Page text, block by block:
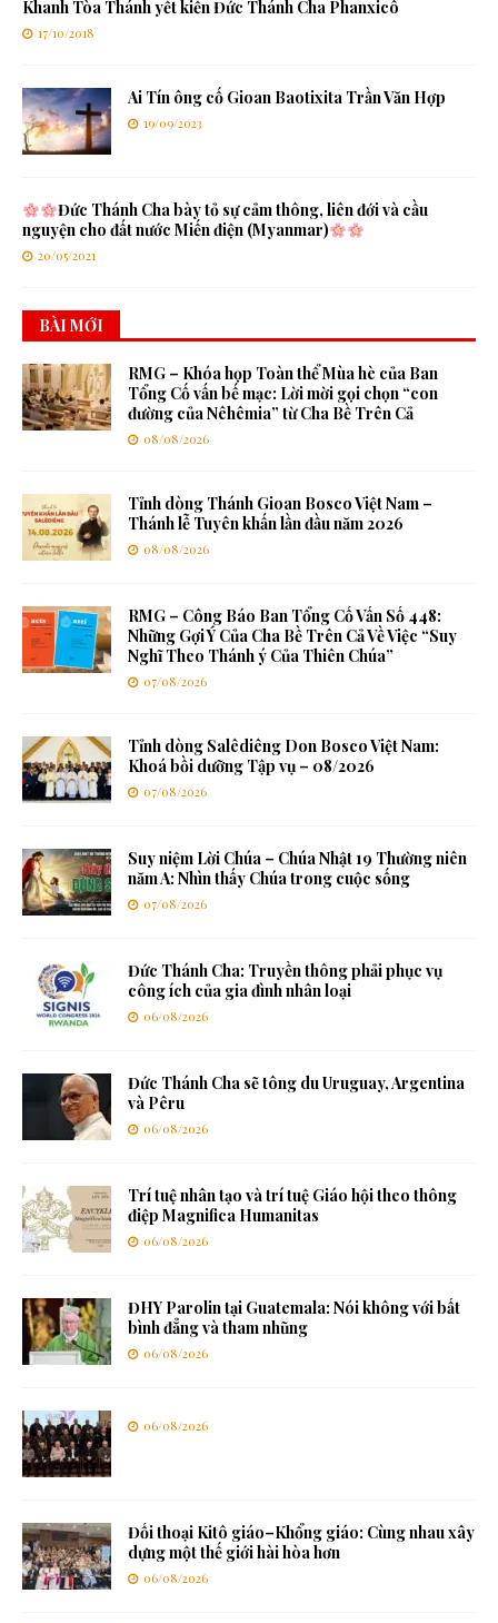
Khanh Tòa Thánh yết kiến Đức Thánh Cha Phanxicô
17/10/2018
Ai Tín ông cố Gioan Baotixita Trần Văn Hợp
19/09/2023
Đức Thánh Cha bày tỏ sự cảm thông, liên đới và cầu
nguyện cho đất nước Miến điện (Myanmar)
20/05/2021
BÀI MỚI
RMG – Khóa họp Toàn thể Mùa hè của Ban
Tổng Cố vấn bế mạc: Lời mời gọi chọn “con
đường của Nêhêmia” từ Cha Bề Trên Cả
08/08/2026
Tỉnh dòng Thánh Gioan Bosco Việt Nam –
Thánh lễ Tuyên khấn lần đầu năm 2026
08/08/2026
RMG – Công Báo Ban Tổng Cố Vấn Số 448:
Những Gợi Ý Của Cha Bề Trên Cả Về Việc “Suy
Nghĩ Theo Thánh ý Của Thiên Chúa”
07/08/2026
Tỉnh dòng Salêdiêng Don Bosco Việt Nam:
Khoá bồi dưỡng Tập vụ – 08/2026
07/08/2026
Suy niệm Lời Chúa – Chúa Nhật 19 Thường niên
năm A: Nhìn thấy Chúa trong cuộc sống
07/08/2026
Đức Thánh Cha: Truyền thông phải phục vụ
công ích của gia đình nhân loại
06/08/2026
Đức Thánh Cha sẽ tông du Uruguay, Argentina
và Pêru
06/08/2026
Trí tuệ nhân tạo và trí tuệ Giáo hội theo thông
điệp Magnifica Humanitas
06/08/2026
ĐHY Parolin tại Guatemala: Nói không với bất
bình đẳng và tham nhũng
06/08/2026
06/08/2026
Đối thoại Kitô giáo–Khổng giáo: Cùng nhau xây
dựng một thế giới hài hòa hơn
06/08/2026